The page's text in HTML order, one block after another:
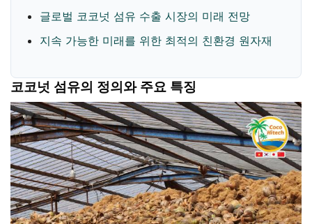
글로벌 코코넛 섬유 수출 시장의 미래 전망
지속 가능한 미래를 위한 최적의 친환경 원자재
코코넛 섬유의 정의와 주요 특징